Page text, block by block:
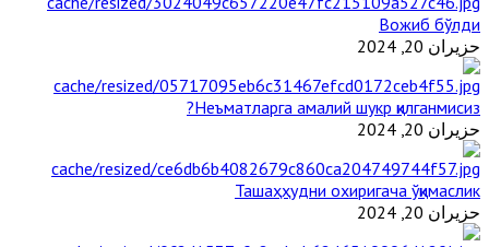
Вожиб бўлди
حزيران 20, 2024
Неъматларга амалий шукр қилганмисиз?
حزيران 20, 2024
Ташаҳҳудни охиригача ўқимаслик
حزيران 20, 2024